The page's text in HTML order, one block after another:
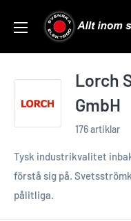
Lorch
GmbH
176 artiklar
Tysk industrikvalitet
förstå sig på.
pålitliga.